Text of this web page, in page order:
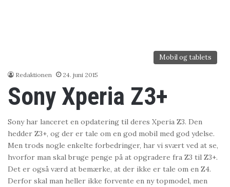
Mobil og tablets
Redaktionen 24. juni 2015
Sony Xperia Z3+
Sony har lanceret en opdatering til deres Xperia Z3. Den
hedder Z3+, og der er tale om en god mobil med god ydelse.
Men trods nogle enkelte forbedringer, har vi svært ved at se,
hvorfor man skal bruge penge på at opgradere fra Z3 til Z3+.
Det er også værd at bemærke, at der ikke er tale om en Z4.
Derfor skal man heller ikke forvente en ny topmodel, men